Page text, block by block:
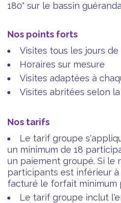
180° sur le bassin
Nos points forts
Visites tous les jours de
Horaires sur mesure
Visites adaptées à
Visites abritées selon
Nos tarifs
Le tarif groupe
un minimum de 18
un paiement groupé. Si le
participants est inférieur à
facturé le forfait minimum
Le tarif groupe inclut